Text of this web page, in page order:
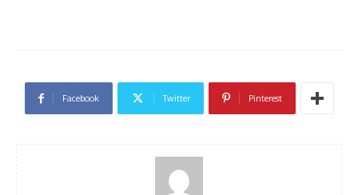
Facebook Twitter Pinterest